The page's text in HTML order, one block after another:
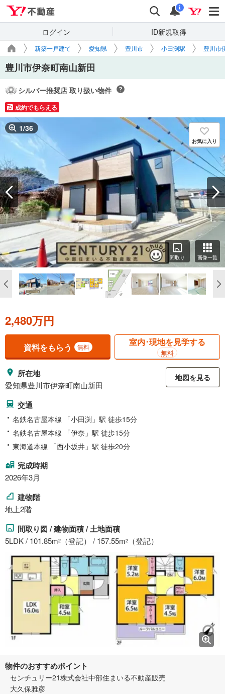
検索 通知
i
ログイン ID新規取得
新築一戸建て 愛知県 豊川市 小田渕駅 豊川市
豊川市伊奈町南山新田
シルバー推奨店 取り扱い物件
成約でもらえる
1/36
お気に入り
間取り 画像一覧
2,480万円
資料をもらう 無料 室内･現地を見学する
無料
所在地
愛知県豊川市伊奈町南山新田
地図を見る
交通
名鉄名古屋本線 「小田渕」駅 徒歩15分
名鉄名古屋本線 「伊奈」駅 徒歩15分
東海道本線 「西小坂井」駅 徒歩20分
完成時期
2026年3月
建物階
地上2階
間取り図 / 建物面積 / 土地面積
5LDK / 101.85m2 （登記） / 157.55m2 （登記）
物件のおすすめポイント
センチュリー21株式会社中部住まいる不動産販売
大久保雅彦